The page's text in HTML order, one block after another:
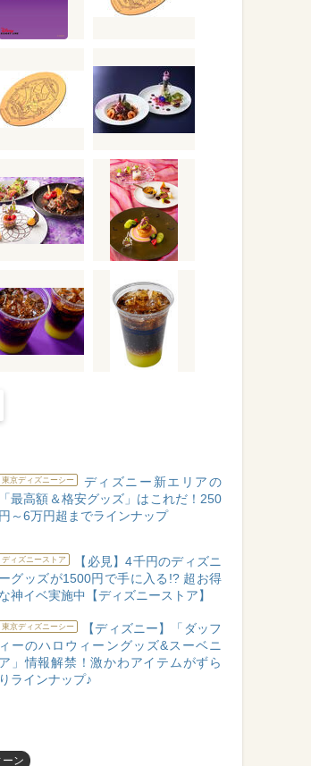
東京ディズニーシー
ディズニー新エリアの
「最高額＆格安グッズ」はこれだ！250
円～6万円超までラインナップ
ディズニーストア
【必見】4千円のディズニ
ーグッズが1500円で手に入る!? 超お得
な神イベ実施中【ディズニーストア】
東京ディズニーシー
【ディズニー】「ダッフ
ィーのハロウィーングッズ&スーベニ
ア」情報解禁！激かわアイテムがずら
りラインナップ♪
ン